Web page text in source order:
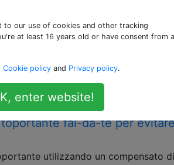
Sono interessato a creare una
per stare in piedi o seduta. Il
o meccanico, purché non sia
fai-da-te per
utilizzando un compensato
to our use of cookies and other tracking
at least 16 years old or have consent from a
Cookie policy and Privacy policy.
enter website!